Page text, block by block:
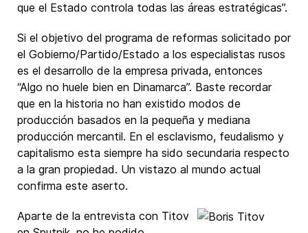
que el Estado controla todas las áreas estratégicas”.
Si el objetivo del programa de reformas solicitado por
el Gobierno/Partido/Estado a los especialistas rusos
es el desarrollo de la empresa privada, entonces
“Algo no huele bien en Dinamarca”. Baste recordar
que en la historia no han existido modos de
producción basados en la pequeña y mediana
producción mercantil. En el esclavismo, feudalismo y
capitalismo esta siempre ha sido secundaria respecto
a la gran propiedad. Un vistazo al mundo actual
confirma este aserto.
Aparte de la entrevista con Titov